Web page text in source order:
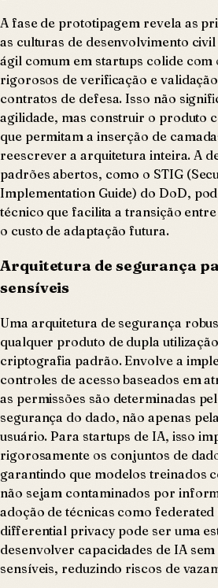
A fase de prototipagem revela as
as culturas de desenvolvimento
ágil comum em startups colide com
rigorosos de verificação e
contratos de defesa. Isso não
agilidade, mas construir o produto
que permitam a inserção de
reescrever a arquitetura inteira. A
padrões abertos, como o STIG
Implementation Guide) do DoD,
técnico que facilita a transição
o custo de adaptação futura.
Arquitetura de segurança
sensíveis
Uma arquitetura de segurança
qualquer produto de dupla
criptografia padrão. Envolve a
controles de acesso baseados em
as permissões são determinadas
segurança do dado, não apenas
usuário. Para startups de IA, isso
rigorosamente os conjuntos de
garantindo que modelos treinados
não sejam contaminados por
adoção de técnicas como
differential privacy pode ser uma
desenvolver capacidades de IA
sensíveis, reduzindo riscos de